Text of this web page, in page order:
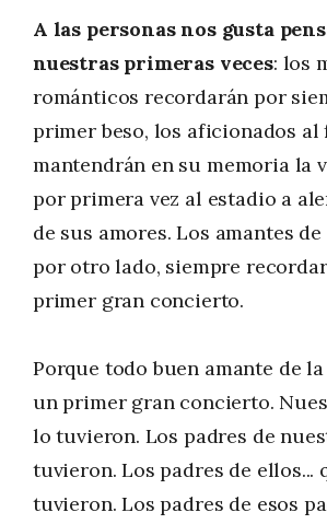
A las personas nos gusta
nuestras primeras veces: los
románticos recordarán por
primer beso, los aficionados al
mantendrán en su memoria la
por primera vez al estadio a
de sus amores. Los amantes
por otro lado, siempre
primer gran concierto.
Porque todo buen amante de
un primer gran concierto.
lo tuvieron. Los padres de
tuvieron. Los padres de ellos...
tuvieron. Los padres de esos